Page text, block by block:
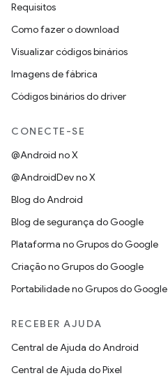
Requisitos
Como fazer o download
Visualizar códigos binários
Imagens de fábrica
Códigos binários do driver
CONECTE-SE
@Android no X
@AndroidDev no X
Blog do Android
Blog de segurança do Google
Plataforma no Grupos do Google
Criação no Grupos do Google
Portabilidade no Grupos do Google
RECEBER AJUDA
Central de Ajuda do Android
Central de Ajuda do Pixel